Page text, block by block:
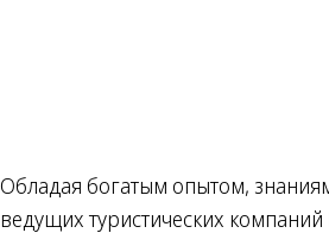
Обладая богатым опытом,
ведущих туристических